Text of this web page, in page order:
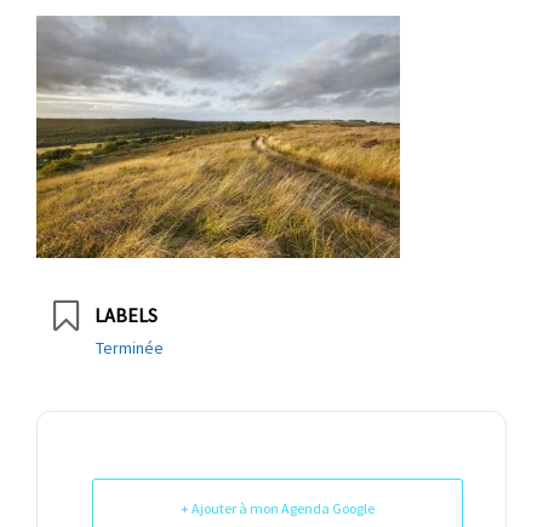
LABELS
Terminée
+ Ajouter à mon Agenda Google